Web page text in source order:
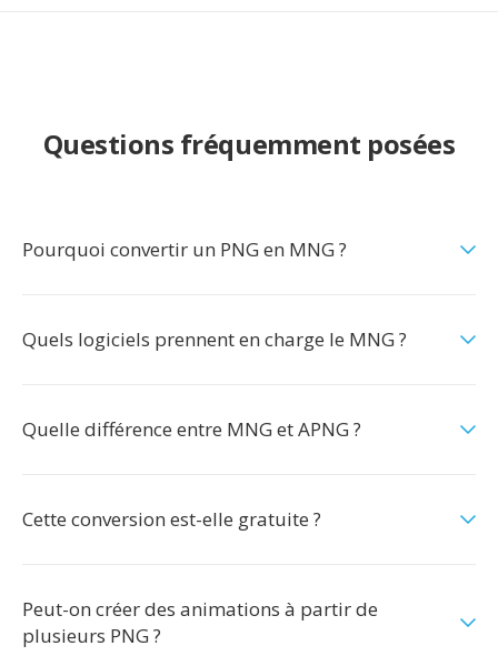
Questions fréquemment posées
Pourquoi convertir un PNG en MNG ?
Quels logiciels prennent en charge le MNG ?
Quelle différence entre MNG et APNG ?
Cette conversion est-elle gratuite ?
Peut-on créer des animations à partir de
plusieurs PNG ?